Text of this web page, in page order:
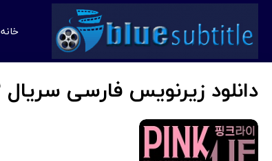
خانه
دانلود زیرنویس فارسی سریال Pink Lie 2022